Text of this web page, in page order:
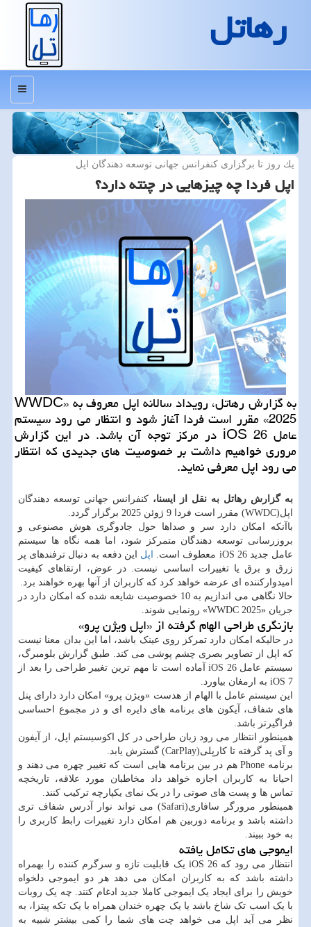
رهاتل
منو
یك روز تا برگزاری كنفرانس جهانی توسعه دهندگان اپل
اپل فردا چه چیزهایی در چنته دارد؟
به گزارش رهاتل، رویداد سالانه اپل معروف به «WWDC
2025» مقرر است فردا آغاز شود و انتظار می رود سیستم
عامل iOS 26 در مرکز توجه آن باشد. در این گزارش
مروری خواهیم داشت بر خصوصیت های جدیدی که انتظار
می رود اپل معرفی نماید.
به گزارش رهاتل به نقل از ایسنا، کنفرانس جهانی توسعه دهندگان
اپل(WWDC) مقرر است فردا 9 ژوئن 2025 برگزار گردد.
باآنکه امکان دارد سر و صداها حول جادوگری هوش مصنوعی و
بروزرسانی توسعه دهندگان متمرکز شود، اما همه نگاه ها سیستم
عامل جدید iOS 26 معطوف است.
اپل این دفعه به دنبال ترفندهای پر
زرق و برق یا تغییرات اساسی نیست. در عوض، ارتقاهای کیفیت
امیدوارکننده ای عرضه خواهد کرد که کاربران از آنها بهره خواهند برد.
حالا نگاهی می اندازیم به 10 خصوصیت شایعه شده که امکان دارد در
جریان «WWDC 2025» رونمایی شوند.
بازنگری طراحی الهام گرفته از «اپل ویژن پرو»
در حالیکه امکان دارد تمرکز روی عینک باشد، اما این بدان معنا نیست
که اپل از تصاویر بصری چشم پوشی می کند. طبق گزارش بلومبرگ،
سیستم عامل iOS 26 آماده است تا مهم ترین تغییر طراحی را بعد از
iOS 7 به ارمغان بیاورد.
این سیستم عامل با الهام از هدست «ویژن پرو» امکان دارد دارای پنل
های شفاف، آیکون های برنامه های دایره ای و در مجموع احساسی
فراگیرتر باشد.
همینطور انتظار می رود زبان طراحی در کل اکوسیستم اپل، از آیفون
و آی پد گرفته تا کارپلی(CarPlay) گسترش یابد.
برنامه Phone هم در بین برنامه هایی است که تغییر چهره می دهند و
احیانا به کاربران اجازه خواهد داد مخاطبان مورد علاقه، تاریخچه
تماس ها و پست های صوتی را در یک نمای یکپارچه ترکیب کنند.
همینطور مرورگر سافاری(Safari) می تواند نوار آدرس شفاف تری
داشته باشد و برنامه دوربین هم امکان دارد تغییرات رابط کاربری را
به خود ببیند.
ایموجی های تکامل یافته
انتظار می رود که iOS 26 یک قابلیت تازه و سرگرم کننده را بهمراه
داشته باشد که به کاربران امکان می دهد هر دو ایموجی دلخواه
خویش را برای ایجاد یک ایموجی کاملا جدید ادغام کنند. چه یک روبات
با یک اسب تک شاخ باشد یا یک چهره خندان همراه با یک تکه پیتزا، به
نظر می آید اپل می خواهد چت های شما را کمی بیشتر شبیه به